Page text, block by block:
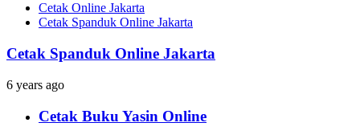
Cetak Online Jakarta
Cetak Spanduk Online Jakarta
Cetak Spanduk Online Jakarta
6 years ago
Cetak Buku Yasin Online